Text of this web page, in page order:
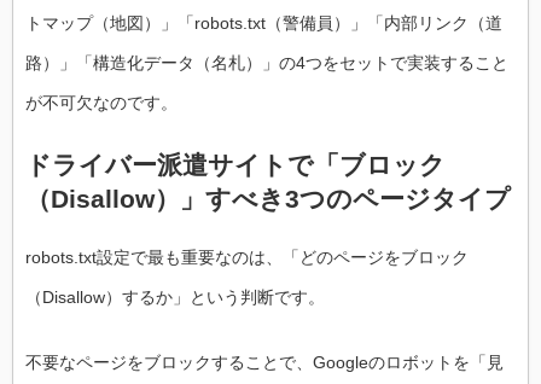
トマップ（地図）」「robots.txt（警備員）」「内部リンク（道
路）」「構造化データ（名札）」の4つをセットで実装すること
が不可欠なのです。
ドライバー派遣サイトで「ブロック
（Disallow）」すべき3つのページタイプ
robots.txt設定で最も重要なのは、「どのページをブロック
（Disallow）するか」という判断です。
不要なページをブロックすることで、Googleのロボットを「見